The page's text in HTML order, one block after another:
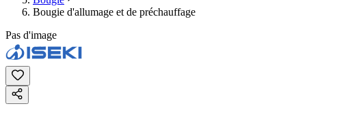
Bougie d'allumage et de préchauffage
Pas d'image